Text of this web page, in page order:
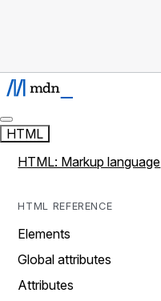
HTML
HTML: Markup language
HTML REFERENCE
Elements
Global attributes
Attributes